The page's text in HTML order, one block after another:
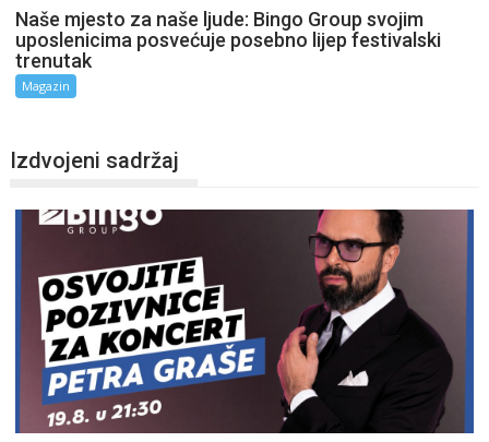
Naše mjesto za naše ljude: Bingo Group svojim
uposlenicima posvećuje posebno lijep festivalski
trenutak
Magazin
Izdvojeni sadržaj